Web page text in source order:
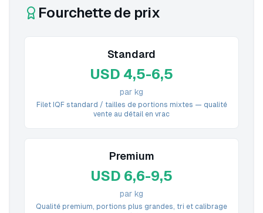
Fourchette de prix
Standard
USD 4,5-6,5
par kg
Filet IQF standard / tailles de portions mixtes — qualité
vente au détail en vrac
Premium
USD 6,6-9,5
par kg
Qualité premium, portions plus grandes, tri et calibrage